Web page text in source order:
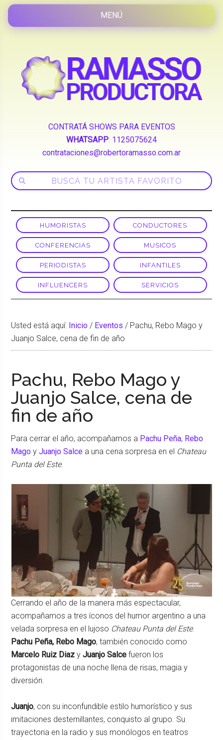
CONTRATÁ SHOWS PARA EVENTOS
WHATSAPP: 1125075624
contrataciones@robertoramasso.com.ar
HUMORISTAS CONDUCTORES
CONFERENCIAS MUSICOS
PERIODISTAS INFANTILES
INFLUENCERS SERVICIOS
Usted está aquí: Inicio / Eventos / Pachu, Rebo Mago y
Juanjo Salce, cena de fin de año
Pachu, Rebo Mago y
Juanjo Salce, cena de
fin de año
Para cerrar el año, acompañamos a Pachu Peña, Rebo
Mago yJuanjo Salce a una cena sorpresa en el Chateau
Punta del Este.
Cerrando el año de la manera más espectacular,
acompañamos a tres íconos del humor argentino a una
velada sorpresa en el lujoso Chateau Punta del Este.
Pachu Peña, Rebo Mago, también conocido como
Marcelo Ruiz Diaz yJuanjo Salce fueron los
protagonistas de una noche llena de risas, magia y
diversión.
Juanjo, con su inconfundible estilo humorístico y sus
imitaciones desternillantes, conquisto al grupo. Su
trayectoria en la radio y sus monólogos en teatros